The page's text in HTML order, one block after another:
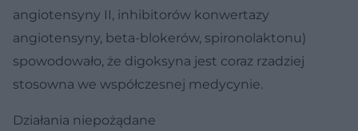
angiotensyny II, inhibitorów konwertazy
angiotensyny, beta-blokerów, spironolaktonu)
spowodowało, że digoksyna jest coraz rzadziej
stosowna we współczesnej medycynie.
Działania niepożądane